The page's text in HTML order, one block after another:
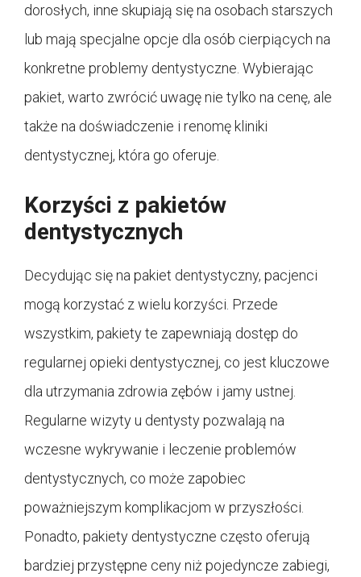
dorosłych, inne skupiają się na osobach starszych
lub mają specjalne opcje dla osób cierpiących na
konkretne problemy dentystyczne. Wybierając
pakiet, warto zwrócić uwagę nie tylko na cenę, ale
także na doświadczenie i renomę kliniki
dentystycznej, która go oferuje.
Korzyści z pakietów
dentystycznych
Decydując się na pakiet dentystyczny, pacjenci
mogą korzystać z wielu korzyści. Przede
wszystkim, pakiety te zapewniają dostęp do
regularnej opieki dentystycznej, co jest kluczowe
dla utrzymania zdrowia zębów i jamy ustnej.
Regularne wizyty u dentysty pozwalają na
wczesne wykrywanie i leczenie problemów
dentystycznych, co może zapobiec
poważniejszym komplikacjom w przyszłości.
Ponadto, pakiety dentystyczne często oferują
bardziej przystępne ceny niż pojedyncze zabiegi,